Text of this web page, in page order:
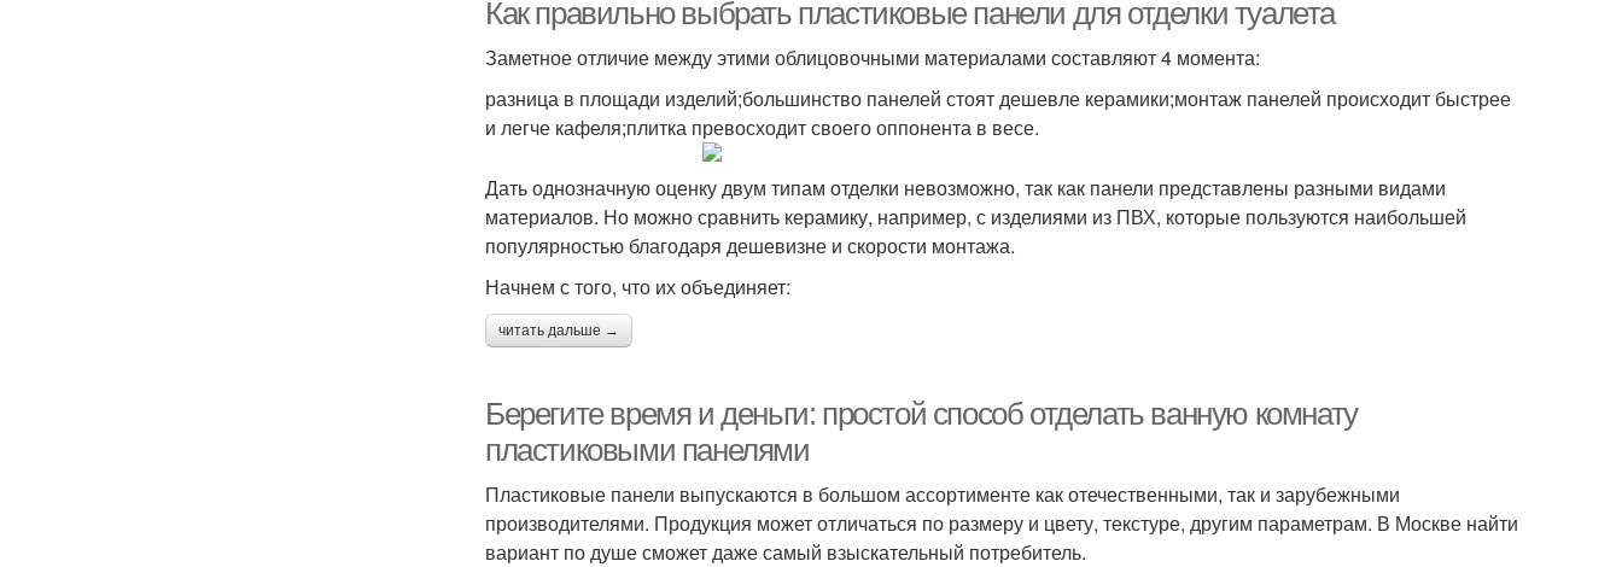
Как правильно выбрать пластиковые панели для отделки туалета
Заметное отличие между этими облицовочными материалами составляют 4 момента:
разница в площади изделий;большинство панелей стоят дешевле керамики;монтаж панелей происходит быстрее
и легче кафеля;плитка превосходит своего оппонента в весе.
Дать однозначную оценку двум типам отделки невозможно, так как панели представлены разными видами
материалов. Но можно сравнить керамику, например, с изделиями из ПВХ, которые пользуются наибольшей
популярностью благодаря дешевизне и скорости монтажа.
Начнем с того, что их объединяет:
читать дальше →
Берегите время и деньги: простой способ отделать ванную комнату
пластиковыми панелями
Пластиковые панели выпускаются в большом ассортименте как отечественными, так и зарубежными
производителями. Продукция может отличаться по размеру и цвету, текстуре, другим параметрам. В Москве найти
вариант по душе сможет даже самый взыскательный потребитель.